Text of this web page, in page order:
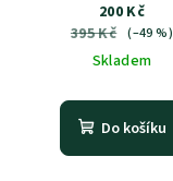
200 Kč
395 Kč (–49 %)
Skladem
Do košíku